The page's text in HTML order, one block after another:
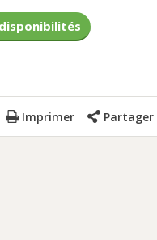
Imprimer Partager